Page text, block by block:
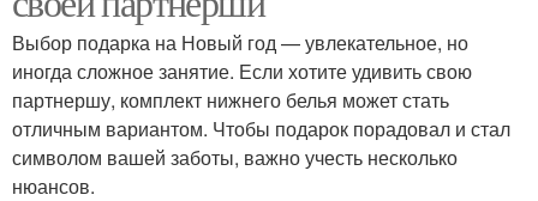
Выбор подарка на Новый год — увлекательное, но
иногда сложное занятие. Если хотите удивить свою
партнершу, комплект нижнего белья может стать
отличным вариантом. Чтобы подарок порадовал и стал
символом вашей заботы, важно учесть несколько
нюансов.